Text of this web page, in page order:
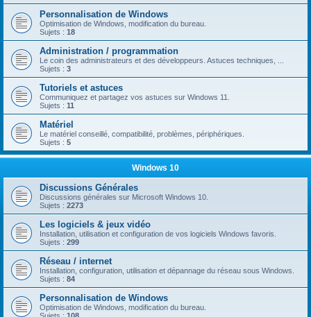
Personnalisation de Windows
Optimisation de Windows, modification du bureau.
Sujets : 18
Administration / programmation
Le coin des administrateurs et des développeurs. Astuces techniques, ...
Sujets : 3
Tutoriels et astuces
Communiquez et partagez vos astuces sur Windows 11.
Sujets : 11
Matériel
Le matériel conseillé, compatibilité, problèmes, périphériques.
Sujets : 5
Windows 10
Discussions Générales
Discussions générales sur Microsoft Windows 10.
Sujets : 2273
Les logiciels & jeux vidéo
Installation, utilisation et configuration de vos logiciels Windows favoris.
Sujets : 299
Réseau / internet
Installation, configuration, utilisation et dépannage du réseau sous Windows.
Sujets : 84
Personnalisation de Windows
Optimisation de Windows, modification du bureau.